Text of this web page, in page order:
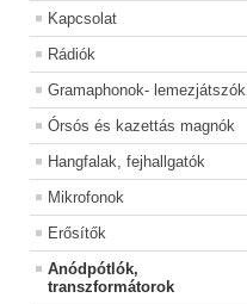
Kapcsolat
Rádiók
Gramaphonok- lemezjátszók
Órsós és kazettás magnók
Hangfalak, fejhallgatók
Mikrofonok
Erősítők
Anódpótlók,
transzformátorok